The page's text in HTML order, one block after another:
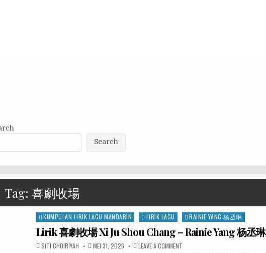
Search
Tag: 喜劇收場
Posted
in
KUMPULAN LIRIK LAGU MANDARIN LIRIK LAGU RAINIE YANG 杨丞琳
Lirik 喜劇收場 Xi Ju Shou Chang – Rainie Yang 杨丞琳
SITI CHOIRIYAH MEI 31, 2026 LEAVE A COMMENT